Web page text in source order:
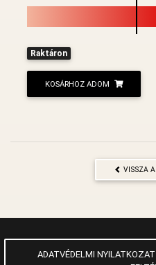
Raktáron
KOSÁRHOZ ADOM
VISSZA
ADATVÉDELMI